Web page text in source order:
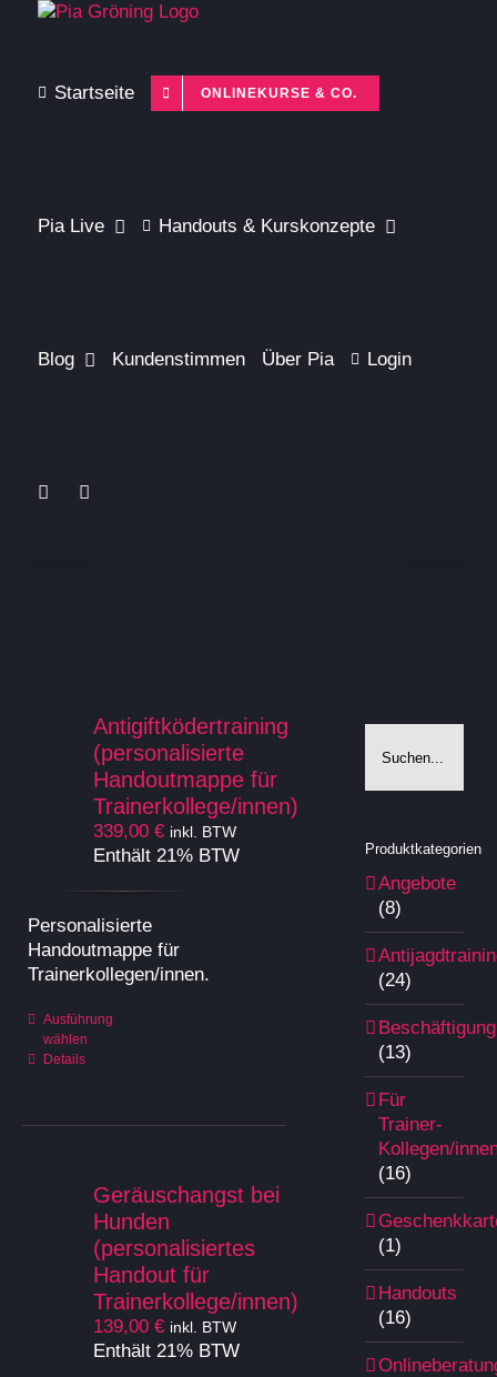
Startseite
ONLINEKURSE & CO.
Pia Live Handouts & Kurskonzepte
Blog Kundenstimmen Über Pia Login
Antigiftködertraining
(personalisierte
Handoutmappe für
Trainerkollege/innen)
339,00€ inkl. BTW
Enthält 21% BTW
Personalisierte
Handoutmappe für
Trainerkollegen/innen.
Ausführung
wählen
Optionen
können
auf
der
Produktseite
gewählt
werden
Details
Geräuschangst bei
Hunden
(personalisiertes
Handout für
Trainerkollege/innen)
139,00€ inkl. BTW
Enthält 21% BTW
Produktkategorien
Angebote
(8)
(24)
Beschäftigung
(13)
Für
Trainer-
Kollegen/
(16)
(1)
Handouts
(16)